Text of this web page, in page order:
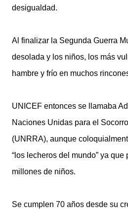
desigualdad.
Al finalizar la Segunda Guerra
desolada y los niños, los más
hambre y frío en muchos
UNICEF entonces se llamaba
Naciones Unidas para el
(UNRRA), aunque
“los lecheros del mundo” ya
millones de niños.
Se cumplen 70 años desde su